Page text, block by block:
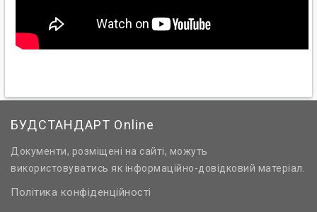
БУДСТАНДАРТ Online
Документи, розміщені на сайті, можуть
використовуватись як інформаційно-довідковий матеріал.
Політика конфіденційності